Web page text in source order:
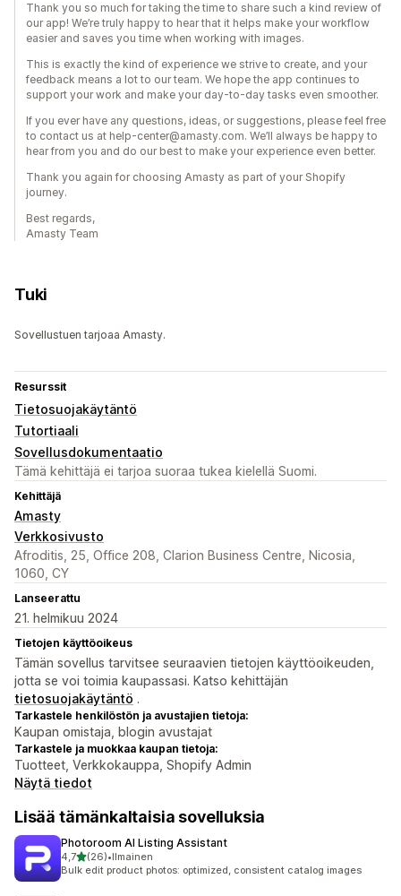
Thank you so much for taking the time to share such a kind review of
our app! We’re truly happy to hear that it helps make your workflow
easier and saves you time when working with images.
This is exactly the kind of experience we strive to create, and your
feedback means a lot to our team. We hope the app continues to
support your work and make your day-to-day tasks even smoother.
If you ever have any questions, ideas, or suggestions, please feel free
to contact us at help-center@amasty.com. We’ll always be happy to
hear from you and do our best to make your experience even better.
Thank you again for choosing Amasty as part of your Shopify
journey.
Best regards,
Amasty Team
Tuki
Sovellustuen tarjoaa Amasty.
Resurssit
Tietosuojakäytäntö
Tutortiaali
Sovellusdokumentaatio
Tämä kehittäjä ei tarjoa suoraa tukea kielellä Suomi.
Kehittäjä
Amasty
Verkkosivusto
Afroditis, 25, Office 208, Clarion Business Centre, Nicosia,
1060, CY
Lanseerattu
21. helmikuu 2024
Tietojen käyttöoikeus
Tämän sovellus tarvitsee seuraavien tietojen käyttöoikeuden,
jotta se voi toimia kaupassasi. Katso kehittäjän
tietosuojakäytäntö .
Tarkastele henkilöstön ja avustajien tietoja:
Kaupan omistaja, blogin avustajat
Tarkastele ja muokkaa kaupan tietoja:
Tuotteet, Verkkokauppa, Shopify Admin
Näytä tiedot
Lisää tämänkaltaisia sovelluksia
Photoroom AI Listing Assistant
4,7/ 5 tähteä
(26)
26 arvostelua yhteensä
•Ilmainen
Bulk edit product photos: optimized, consistent catalog images